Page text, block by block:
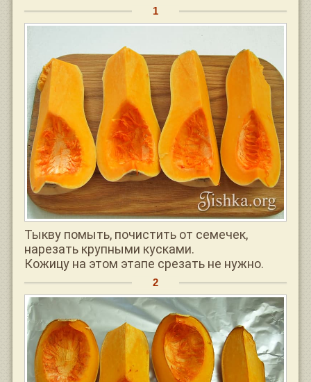
Тыкву помыть, почистить от семечек,
нарезать крупными кусками.
Кожицу на этом этапе срезать не нужно.